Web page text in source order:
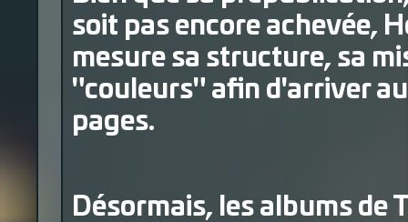
soit pas encore achevée,
mesure sa structure, sa
"couleurs" afin d'arriver
pages.
Désormais, les albums